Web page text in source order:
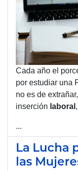
Cada año el
por estudiar una
no es de
inserción laboral
...
La Lucha
las